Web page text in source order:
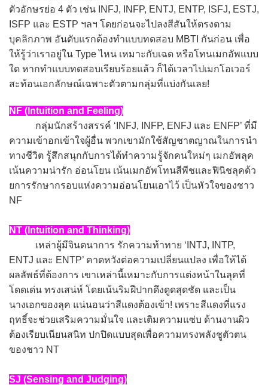
ตัวอักษรย่อ 4 ตัว เช่น INFJ, INFP, ENTJ, ENTP, ISFJ, ESTJ,
ISFP และ ESTP ฯลฯ โดยก่อนจะไปลงสีสันให้ตรงตาม
บุคลิกภาพ อันดับแรกต้องทำแบบทดสอบ MBTI กันก่อน เพื่อ
ให้รู้ว่าเราอยู่ใน Type ไหน เหมาะกับเฉด หรือโทนเมกอัพแบบ
ใด หากทำแบบทดสอบเรียบร้อยแล้ว ก็ได้เวลาไปเมกโอเวอร์
สะท้อนเอกลักษณ์เฉพาะตัวตามกลุ่มที่แบ่งกันเลย!
NF (Intuition and Feeling)
กลุ่มนักสร้างสรรค์ ‘INFJ, INFP, ENFJ และ ENFP’ ที่มี
ความเข้าอกเข้าใจผู้อื่น พวกเขามักใช้สัญชาตญาณในการนำ
ทางชีวิต รู้สึกสนุกกับการได้ทำความรู้จักคนใหม่ๆ เมกอัพลุค
เน้นความน่ารัก อ่อนโยน เน้นเมกอัพโทนสีพีชและฟินิชลุคด้ว
ยการรักษากรอบแห่งความอ่อนโยนเอาไว้ เป็นหัวใจของชาว
NF
NT (Intuition and Thinking)
เหล่าผู้มีจินตนาการ รักความท้าทาย ‘INTJ, INTP,
ENTJ และ ENTP’ คาดหวังต่อความเปลี่ยนแปลง เพื่อให้ได้
ผลลัพธ์ที่ต้องการ เขาเหล่านี้เหมาะกับการแต่งหน้าในลุคที่
โดดเด่น ทรงเสน่ห์ โดยเน้นริมฝีปากดึงดูดสุดชัด และเป็น
นางเอกของลุค แน่นอนว่าสีแดงต้องเข้า! เพราะสีแดงที่แรง
ฤทธิ์จะช่วยเสริมความมั่นใจ และเติมความแซ่บ ด้านงานผิว
ต้องเรียบเนียนสนิท ปกปิดแบบสุดเพื่อความทรงพลังชูตัวตน
ของชาว NT
SJ (Sensing and Judging)